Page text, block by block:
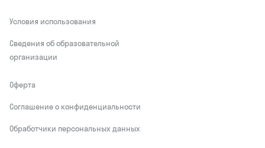
Условия использования
Сведения об образовательной
организации
Оферта
Соглашение о конфиденциальности
Обработчики персональных данных